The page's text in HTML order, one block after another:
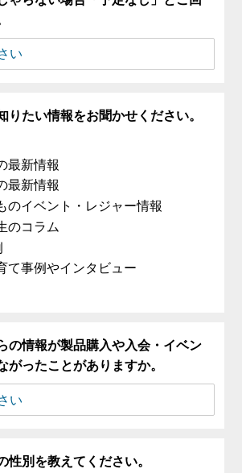
りたい情報をお聞かせください。
最新情報
最新情報
のイベント・レジャー情報
のコラム
て事例やインタビュー
の情報が製品購入や入会・イベン
がったことがありますか。
性別を教えてください。